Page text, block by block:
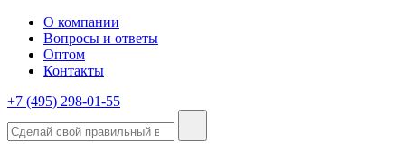
О компании
Вопросы и ответы
Оптом
Контакты
+7 (495) 298-01-55